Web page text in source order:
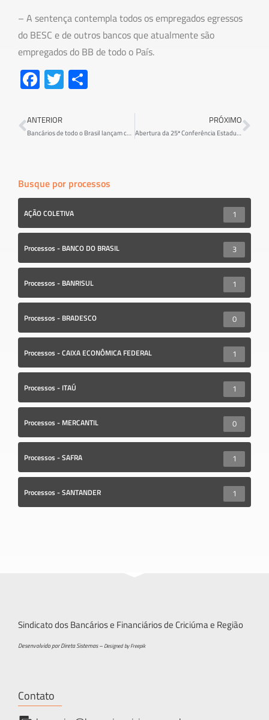
– A sentença contempla todos os empregados egressos
do BESC e de outros bancos que atualmente são
empregados do BB de todo o País.
Fa
ce
b
o
T
wi
er e
ANTERIOR
Bancários de todo o Brasil lançam campanha #BancoParaTodos
PRÓXIMO
Abertura da 25ª Conferência Estadual da Federação dos Trabalhadores do Ramo Financeiro de Santa Catarina
Busque por processos
AÇÃO COLETIVA 1
Processos - BANCO DO BRASIL 3
Processos - BANRISUL 1
Processos - BRADESCO 0
Processos - CAIXA ECONÔMICA FEDERAL 1
Processos - ITAÚ 1
Processos - MERCANTIL 0
Processos - SAFRA 1
Processos - SANTANDER 1
Sindicato dos Bancários e Financiários de Criciúma e Região
Desenvolvido por Direta Sistemas –Designed by Freepik
Contato